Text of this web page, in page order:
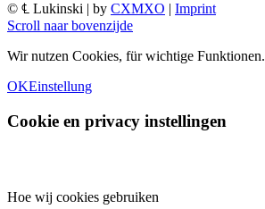
© ℄ Lukinski | by CXMXO
Imprint
Scroll naar bovenzijde
Wir nutzen Cookies, für wichtige Funktionen.
OKEinstellung
Cookie en privacy instellingen
Hoe wij cookies gebruiken